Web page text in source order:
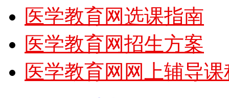
医学教育网选课指南
医学教育网招生方案
医学教育网网上辅导